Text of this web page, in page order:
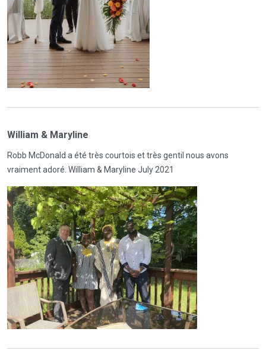
William & Maryline
Robb McDonald a été très courtois et très gentil nous avons
vraiment adoré. William & Maryline July 2021